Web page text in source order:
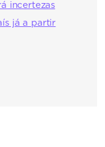
incertezas
já a partir